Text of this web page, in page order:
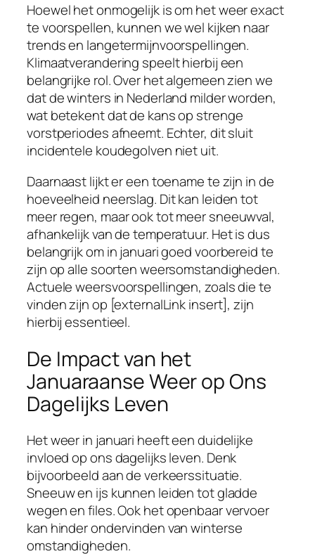
Hoewel het onmogelijk is om het weer exact
te voorspellen, kunnen we wel kijken naar
trends en langetermijnvoorspellingen.
Klimaatverandering speelt hierbij een
belangrijke rol. Over het algemeen zien we
dat de winters in Nederland milder worden,
wat betekent dat de kans op strenge
vorstperiodes afneemt. Echter, dit sluit
incidentele koudegolven niet uit.
Daarnaast lijkt er een toename te zijn in de
hoeveelheid neerslag. Dit kan leiden tot
meer regen, maar ook tot meer sneeuwval,
afhankelijk van de temperatuur. Het is dus
belangrijk om in januari goed voorbereid te
zijn op alle soorten weersomstandigheden.
Actuele weersvoorspellingen, zoals die te
vinden zijn op [externalLink insert], zijn
hierbij essentieel.
De Impact van het
Januaraanse Weer op Ons
Dagelijks Leven
Het weer in januari heeft een duidelijke
invloed op ons dagelijks leven. Denk
bijvoorbeeld aan de verkeerssituatie.
Sneeuw en ijs kunnen leiden tot gladde
wegen en files. Ook het openbaar vervoer
kan hinder ondervinden van winterse
omstandigheden.